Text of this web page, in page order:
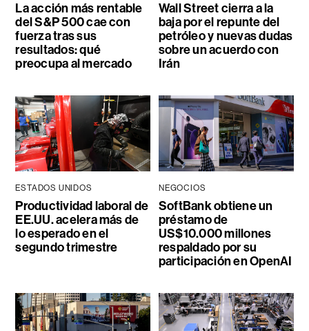
La acción más rentable
del S&P 500 cae con
fuerza tras sus
resultados: qué
preocupa al mercado
Wall Street cierra a la
baja por el repunte del
petróleo y nuevas dudas
sobre un acuerdo con
Irán
ESTADOS UNIDOS
Productividad laboral de
EE.UU. acelera más de
lo esperado en el
segundo trimestre
NEGOCIOS
SoftBank obtiene un
préstamo de
US$10.000 millones
respaldado por su
participación en OpenAI